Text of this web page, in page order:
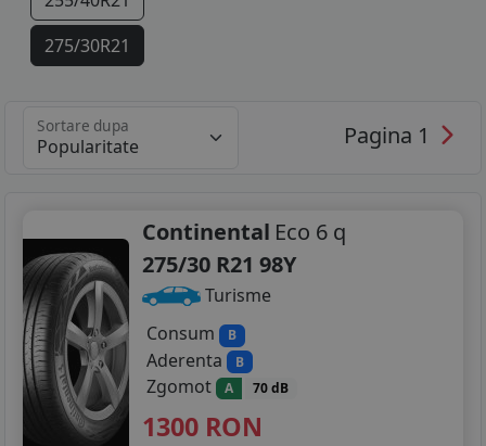
275/30R21
275/40R21
Sortare dupa Pagina 1
Continental Eco 6 q
275/30 R21 98Y
Turisme
Consum
B
Aderenta B
Zgomot A 70 dB
1300 RON